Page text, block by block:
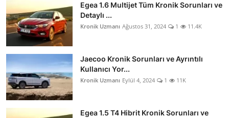
Egea 1.6 Multijet Tüm Kronik Sorunları ve
Detaylı ...
Kronik Uzmanı Ağustos 31, 2024 1 11.4K
Jaecoo Kronik Sorunları ve Ayrıntılı
Kullanıcı Yor...
Kronik Uzmanı Eylül 4, 2024 1 11K
Egea 1.5 T4 Hibrit Kronik Sorunları ve